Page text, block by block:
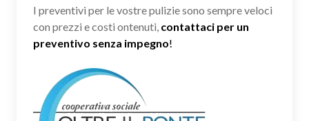
I preventivi per le vostre pulizie sono sempre veloci
con prezzi e costi ontenuti, contattaci per un
preventivo senza impegno!